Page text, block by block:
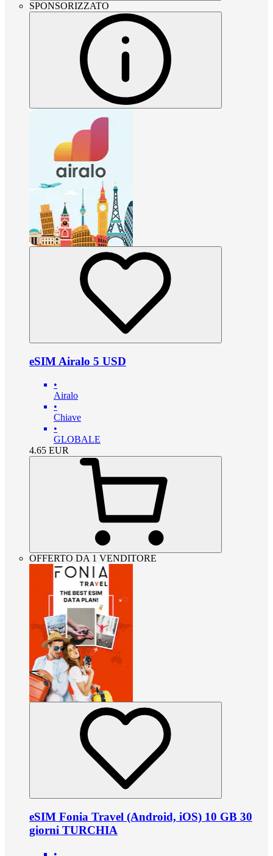
SPONSORIZZATO
eSIM Airalo 5 USD
•
Airalo
•
Chiave
•
GLOBALE
4.65 EUR
OFFERTO DA 1 VENDITORE
eSIM Fonia Travel (Android, iOS) 10 GB 30
giorni TURCHIA
•